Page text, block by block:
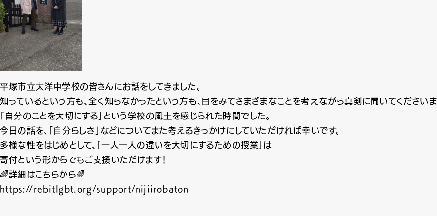
平塚市立太洋中学校の皆さんにお話をしてきました。
知っているという方も、全く知らなかったという方も、目をみてさまざまなことを考えながら真剣に聞いてくださいま
「自分のことを大切にする」という学校の風土を感じられた時間でした。
今日の話を、「自分らしさ」などについてまた考えるきっかけにしていただければ幸いです。
多様な性をはじめとして、「一人一人の違いを大切にするための授業」は
寄付という形からでもご支援いただけます！
🌈詳細はこちらから🌈
https://rebitlgbt.org/support/nijiirobaton